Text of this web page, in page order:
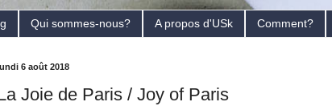
Qui sommes-nous? A propos d'USk Comment?
6 août 2018
Joie de Paris / Joy of Paris